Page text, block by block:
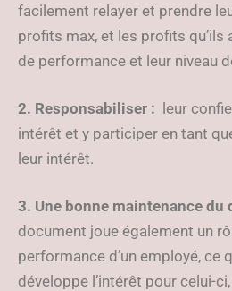
facilement relayer et prendre
profits max, et les profits qu’ils
de performance et leur niveau
2. Responsabiliser : leur
intérêt et y participer en tant
leur intérêt.
3. Une bonne maintenance du
document joue également un
performance d’un employé, ce
développe l’intérêt pour celui-